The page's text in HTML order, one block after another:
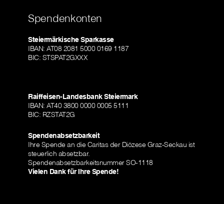
Spendenkonten
Steiermärkische Sparkasse
IBAN: AT08 2081 5000 0169 1187
BIC: STSPAT2GXXX
Raiffeisen-Landesbank Steiermark
IBAN: AT40 3800 0000 0005 5111
BIC: RZSTAT2G
Spendenabsetzbarkeit
Ihre Spende an die Caritas der Diözese Graz-Seckau ist
steuerlich absetzbar.
Spendenabsetzbarkeitsnummer SO-1118
Vielen Dank für Ihre Spende!